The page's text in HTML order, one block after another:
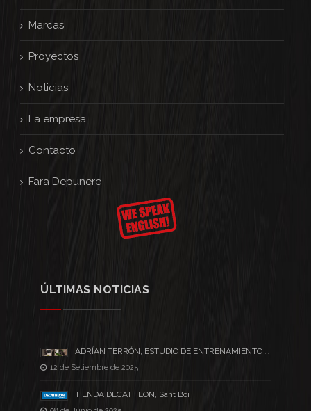
Marcas
Proyectos
Noticias
La empresa
Contacto
Fara Depunere
ÚLTIMAS NOTICIAS
12 de Setiembre de 2025
TIENDA DECATHLON, Sant Boi